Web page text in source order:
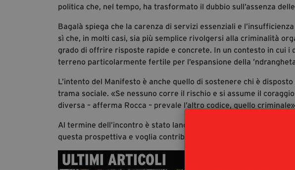
politica che, nel tempo, ha trasformato il dubbio sull’assenza
Bagalà spiega che la carenza di servizi essenziali e
sì che, in molti casi, sia più semplice rivolgersi alla criminalità
grado di offrire risposte rapide e concrete. In un contesto in cui
terreno particolarmente fertile per l’espansione della
L’intento del Manifesto è anche quello di sostenere chi è
trama sociale. «Se nessuno corre il rischio e si assume il
diversa – afferma Rocca – prevale l’altro codice, quello
Al termine dell’incontro è stato lanciato un appello alla
questa prospettiva e voglia contribuire con idee e proposte.
ULTIMI ARTICOLI